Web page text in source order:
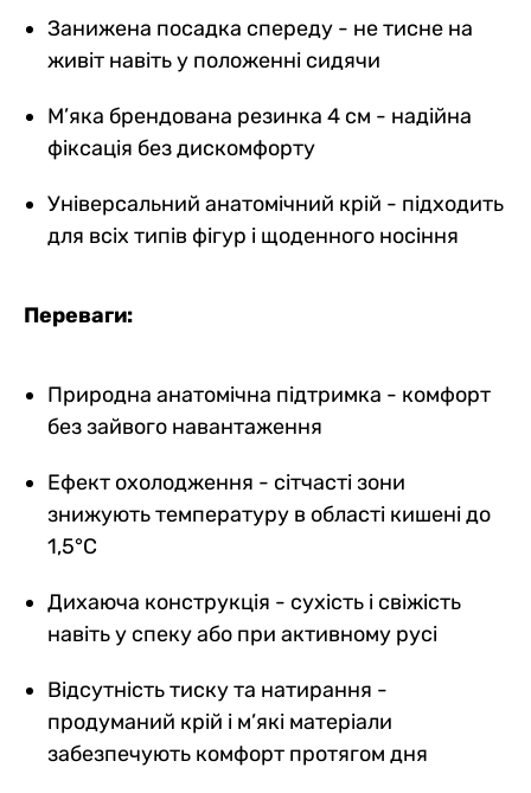
Занижена посадка спереду - не тисне на
живіт навіть у положенні сидячи
М’яка брендована резинка 4 см - надійна
фіксація без дискомфорту
Універсальний анатомічний крій - підходить
для всіх типів фігур і щоденного носіння
Переваги:
Природна анатомічна підтримка - комфорт
без зайвого навантаження
Ефект охолодження - сітчасті зони
знижують температуру в області кишені до
1,5°C
Дихаюча конструкція - сухість і свіжість
навіть у спеку або при активному русі
Відсутність тиску та натирання -
продуманий крій і м’які матеріали
забезпечують комфорт протягом дня